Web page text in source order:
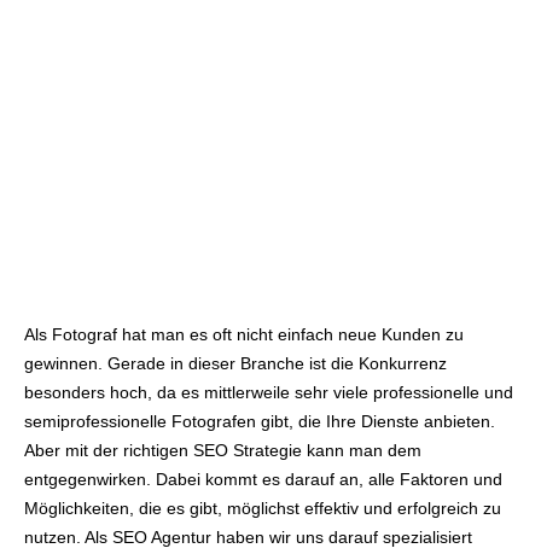
Als Fotograf hat man es oft nicht einfach neue Kunden zu
gewinnen. Gerade in dieser Branche ist die Konkurrenz
besonders hoch, da es mittlerweile sehr viele professionelle und
semiprofessionelle Fotografen gibt, die Ihre Dienste anbieten.
Aber mit der richtigen SEO Strategie kann man dem
entgegenwirken. Dabei kommt es darauf an, alle Faktoren und
Möglichkeiten, die es gibt, möglichst effektiv und erfolgreich zu
nutzen. Als SEO Agentur haben wir uns darauf spezialisiert